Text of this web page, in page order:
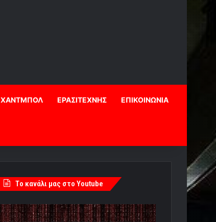
ΧΑΝΤΜΠΟΛ ΕΡΑΣΙΤΕΧΝΗΣ ΕΠΙΚΟΙΝΩΝΙΑ
Tο κανάλι μας στο Youtube